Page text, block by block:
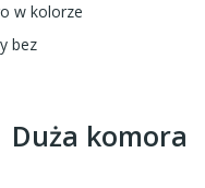
w kolorze
bez
Duża komora